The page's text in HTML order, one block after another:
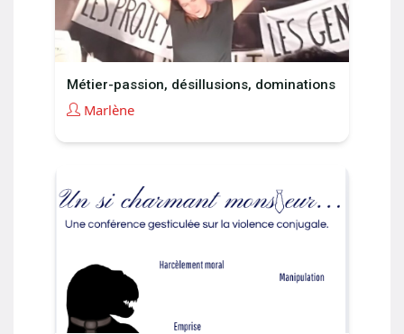
Métier-passion, désillusions, dominations
Marlène